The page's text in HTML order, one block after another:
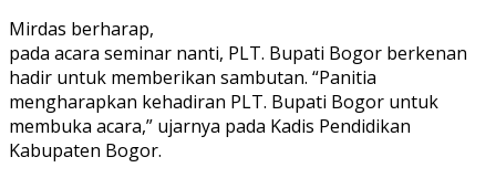
Mirdas berharap,
pada acara seminar nanti, PLT. Bupati Bogor berkenan
hadir untuk memberikan sambutan. “Panitia
mengharapkan kehadiran PLT. Bupati Bogor untuk
membuka acara,” ujarnya pada Kadis Pendidikan
Kabupaten Bogor.